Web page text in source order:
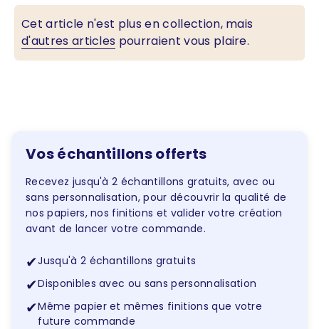
Cet article n'est plus en collection, mais
d'autres articles pourraient vous plaire.
Vos échantillons offerts
Recevez jusqu'à 2 échantillons gratuits, avec ou
sans personnalisation, pour découvrir la qualité de
nos papiers, nos finitions et valider votre création
avant de lancer votre commande.
✔Jusqu'à 2 échantillons gratuits
✔Disponibles avec ou sans personnalisation
✔Même papier et mêmes finitions que votre
future commande